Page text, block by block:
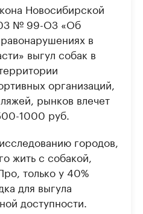
Новосибирской
№ 99-ОЗ «Об
в
выгул собак в
организаций,
рынков влечет
1000 руб.
городов,
жить с собакой,
только у 40%
для выгула
доступности.